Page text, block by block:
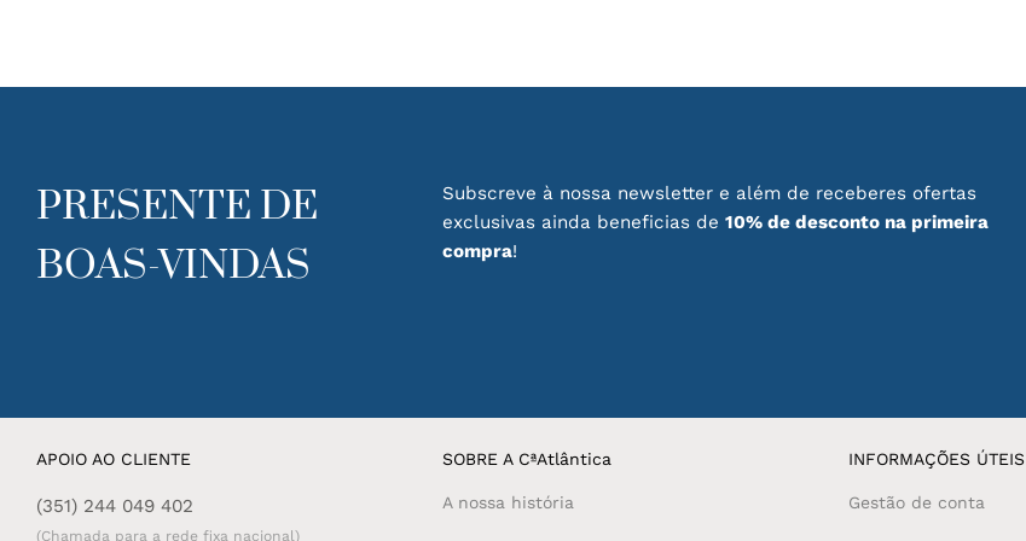
may
product
PRESENTE DE
BOAS-VINDAS
Subscreve à nossa newsletter e além de receberes ofertas
exclusivas ainda beneficias de 10% de desconto na primeira
compra!
APOIO AO CLIENTE
(351) 244 049 402
(Chamada para a rede fixa nacional)
SOBRE A CªAtlântica
A nossa história
INFORMAÇÕES ÚTEIS
Gestão de conta